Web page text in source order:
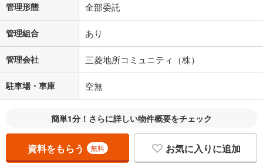
管理形態 全部委託
管理組合 あり
管理会社 三菱地所コミュニティ（株）
駐車場・車庫 空無
簡単1分！さらに詳しい物件概要をチェック
資料をもらう 無料 お気に入りに追加